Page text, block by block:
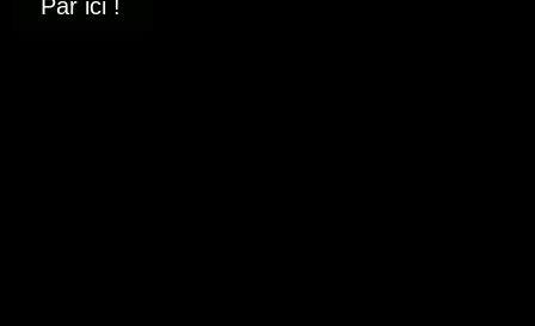
Par ici !